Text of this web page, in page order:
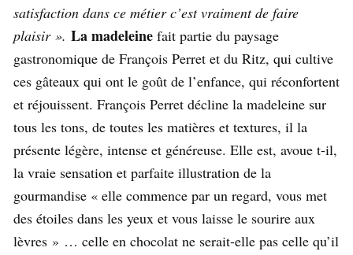
satisfaction dans ce métier c’est vraiment de faire
plaisir ». La madeleine fait partie du paysage
gastronomique de François Perret et du Ritz, qui cultive
ces gâteaux qui ont le goût de l’enfance, qui réconfortent
et réjouissent. François Perret décline la madeleine sur
tous les tons, de toutes les matières et textures, il la
présente légère, intense et généreuse. Elle est, avoue t-il,
la vraie sensation et parfaite illustration de la
gourmandise « elle commence par un regard, vous met
des étoiles dans les yeux et vous laisse le sourire aux
lèvres » … celle en chocolat ne serait-elle pas celle qu’il